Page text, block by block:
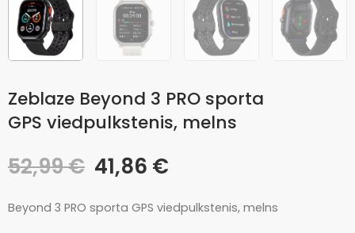
Zeblaze Beyond 3 PRO sporta
GPS viedpulkstenis, melns
52,99€ 41,86 €
Beyond 3 PRO sporta GPS viedpulkstenis, melns